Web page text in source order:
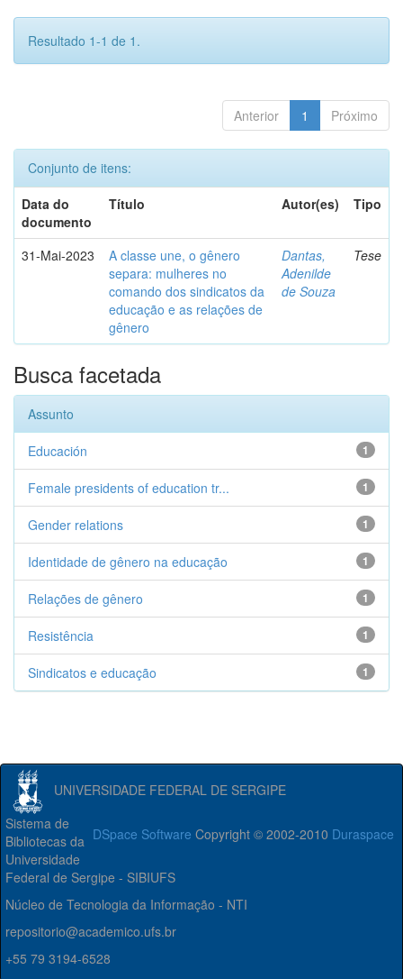
Resultado 1-1 de 1.
Anterior 1 Próximo
Conjunto de itens:
Data do
documento
Título Autor(es) Tipo
31-Mai-2023
A classe une, o gênero
separa: mulheres no
comando dos sindicatos da
educação e as relações de
gênero
Dantas,
Adenilde
de Souza
Tese
Busca facetada
Assunto
1
Educación
1
Female presidents of education tr...
1
Gender relations
1
Identidade de gênero na educação
1
Relações de gênero
1
Resistência
1
Sindicatos e educação
UNIVERSIDADE FEDERAL DE SERGIPE
DSpace Software Copyright © 2002-2010 Duraspace
Sistema de
Bibliotecas da
Universidade
Federal de Sergipe - SIBIUFS
Núcleo de Tecnologia da Informação - NTI
repositorio@academico.ufs.br
+55 79 3194-6528